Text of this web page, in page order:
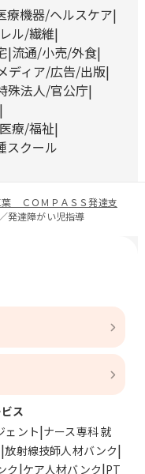
療機器/ヘルスケア
ル/繊維
流通/小売/外食
ディア/広告/出版
殊法人/官公庁
医療/福祉
スクール
葉 ＣＯＭＰＡＳＳ発達支
発達障がい児指導
ス
ェント ナース専科 就
放射線技師人材バンク
ク ケア人材バンク PT